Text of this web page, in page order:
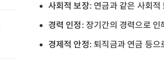
사회적 보장: 연금과 같은 사회적
경력 인정: 장기간의 경력으로
경제적 안정: 퇴직금과 연금 등